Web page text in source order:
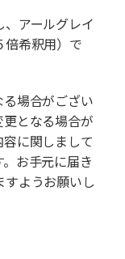
アールグレイ
倍希釈用）で
場合がござい
となる場合が
に関しまして
お手元に届き
すようお願いし